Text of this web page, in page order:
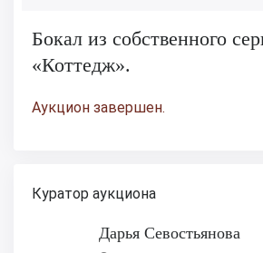
Бокал из собственного
«Коттедж».
Аукцион завершен.
Куратор аукциона
Дарья Севостьянова